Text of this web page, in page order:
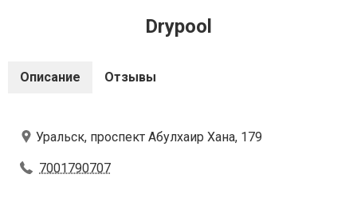
Drypool
Описание Отзывы
Уральск, проспект Абулхаир Хана, 179
7001790707